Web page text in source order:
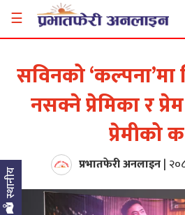
☰
स्थानीय
सविनको ‘कल्पना’मा
नसक्ने प्रेमिका र
प्रेमीको
प्रभातफेरी अनलाइन|